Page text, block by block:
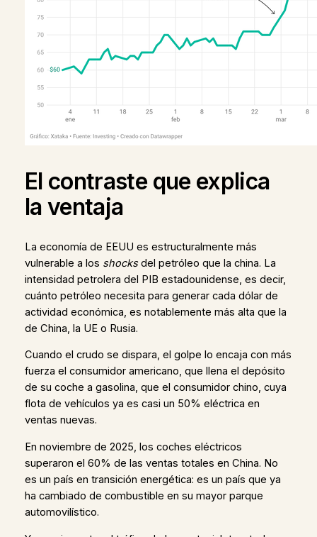
El contraste que explica
la ventaja
La economía de EEUU es estructuralmente más
vulnerable a los shocksdel petróleo que la china. La
intensidad petrolera del PIB estadounidense, es decir,
cuánto petróleo necesita para generar cada dólar de
actividad económica, es notablemente más alta que la
de China, la UE o Rusia.
Cuando el crudo se dispara, el golpe lo encaja con más
fuerza el consumidor americano, que llena el depósito
de su coche a gasolina, que el consumidor chino, cuya
flota de vehículos ya es casi un 50% eléctrica en
ventas nuevas.
En noviembre de 2025, los coches eléctricos
superaron el 60% de las ventas totales en China. No
es un país en transición energética: es un país que ya
ha cambiado de combustible en su mayor parque
automovilístico.